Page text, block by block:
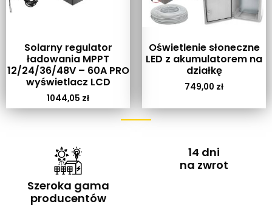
Solarny regulator
ładowania MPPT
12/24/36/48V – 60A PRO
wyświetlacz LCD
1044,05 zł
Oświetlenie słoneczne
LED z akumulatorem na
działkę
749,00 zł
Szeroka gama
producentów
14 dni
na zwrot